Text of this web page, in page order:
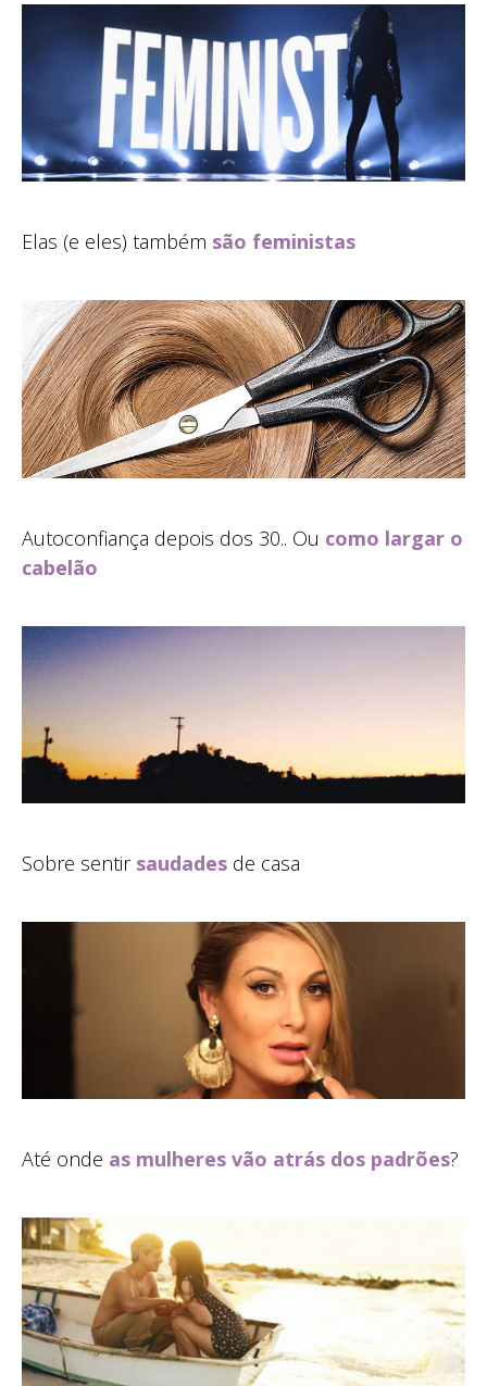
Elas (e eles) também são feministas
Autoconfiança depois dos 30.. Ou como largar o
cabelão
Sobre sentir saudades de casa
Até onde as mulheres vão atrás dos padrões?